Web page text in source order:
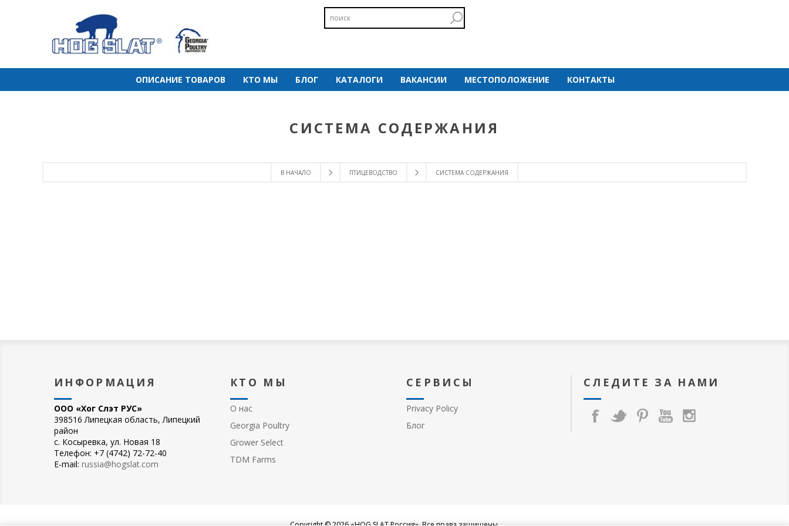
ОПИСАНИЕ ТОВАРОВ КТО МЫ БЛОГ КАТАЛОГИ ВАКАНСИИ МЕСТОПОЛОЖЕНИЕ КОНТАКТЫ
В НАЧАЛО ПТИЦЕВОДСТВО СИСТЕМА СОДЕРЖАНИЯ
СИСТЕМА СОДЕРЖАНИЯ
ИНФОРМАЦИЯ
ООО «Хог Слэт РУС»
398516 Липецкая область, Липецкий
район
с. Косыревка, ул. Новая 18
Телефон: +7 (4742) 72-72-40
E-mail: russia@hogslat.com
КТО МЫ
О нас
Georgia Poultry
Grower Select
TDM Farms
СЕРВИСЫ
Privacy Policy
Блог
СЛЕДИТЕ ЗА НАМИ